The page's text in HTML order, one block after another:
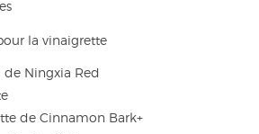
la vinaigrette
Ningxia Red
de Cinnamon Bark+